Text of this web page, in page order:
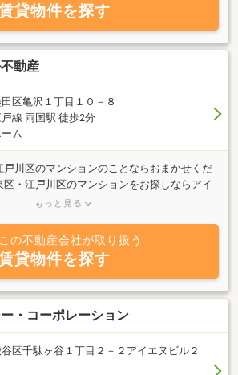
貸物件を探す
動産
区亀沢１丁目１０－８
線 両国駅 徒歩2分
ム
戸川区のマンションのことならおまかせくだ
・江戸川区のマンションをお探しならアイ
ください。「お部屋探しを誠実に。笑顔を大
ご提案いたします。不動産の売却をご検討の
わせください。
もっと見る
この不動産会社が取り扱う
貸物件を探す
ー・コーポレーション
区千駄ヶ谷１丁目２－２アイエヌビル２